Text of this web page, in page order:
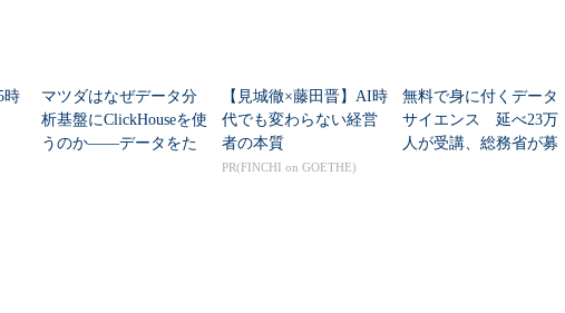
であることは確かだが、もっとビジネス現場で誰もが手軽にデータを
る仕組みも必要――というのである。
ロソフトでは手軽なデータ分析を実現するためのソリューション
時
マツダはなぜデータ分
析基盤にClickHouseを使
うのか――データをた
【見城徹×藤田晋】AI時
代でも変わらない経営
者の本質
PR(FINCHI on GOETHE)
無料で身に付くデータ
サイエンス 延べ23万
人が受講、総務省が募